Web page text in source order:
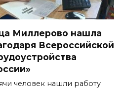
Миллерово нашла
Всероссийской
человек нашли работу